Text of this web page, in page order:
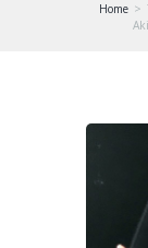
Home